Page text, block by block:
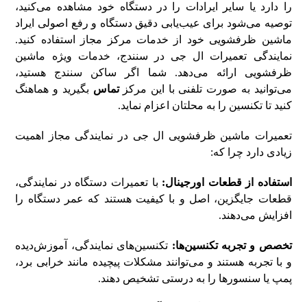
را دارد یا سایر ایرادات را در دستگاه خود مشاهده می‌کنید،
توصیه می‌شود برای عیب‌یابی دقیق دستگاه و رفع اصولی ایراد
ماشین ظرفشویی خود از خدمات مرکز مجاز استفاده کنید.
نمایندگی تعمیرات ال جی در سنندج، خدمات ویژه ماشین
ظرفشویی ارائه می‌دهد. شما اگر ساکن سنندج هستید،
می‌توانید به صورت تلفنی با این مرکزتماس بگیرید و هماهنگ
کنید تا تکنسین را به محلتان اعزام نماید.
تعمیرات ماشین ظرفشویی ال جی در نمایندگی مجاز اهمیت
زیادی دارد چرا که:
استفاده از قطعات اورجینال: با تعمیرات دستگاه در نمایندگی،
قطعات جایگزین، اصل و با کیفیت هستند که عمر دستگاه را
افزایش می‌دهند.
تخصص و تجربه تکنسین‌ها: تکنسین‌های نمایندگی، آموزش‌دیده
و با تجربه هستند و می‌توانند مشکلات پیچیده مانند خرابی برد،
پمپ یا سنسورها را به درستی تشخیص دهند.